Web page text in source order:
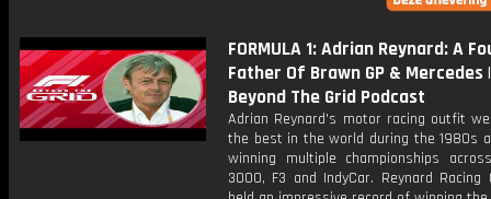
FORMULA 1: Adrian Reynard: A
Father Of Brawn GP & Mercedes |
Beyond The Grid Podcast
Adrian Reynard's motor racing outfit
the best in the world during the 1980s
winning multiple championships
3000, F3 and IndyCar. Reynard Racing